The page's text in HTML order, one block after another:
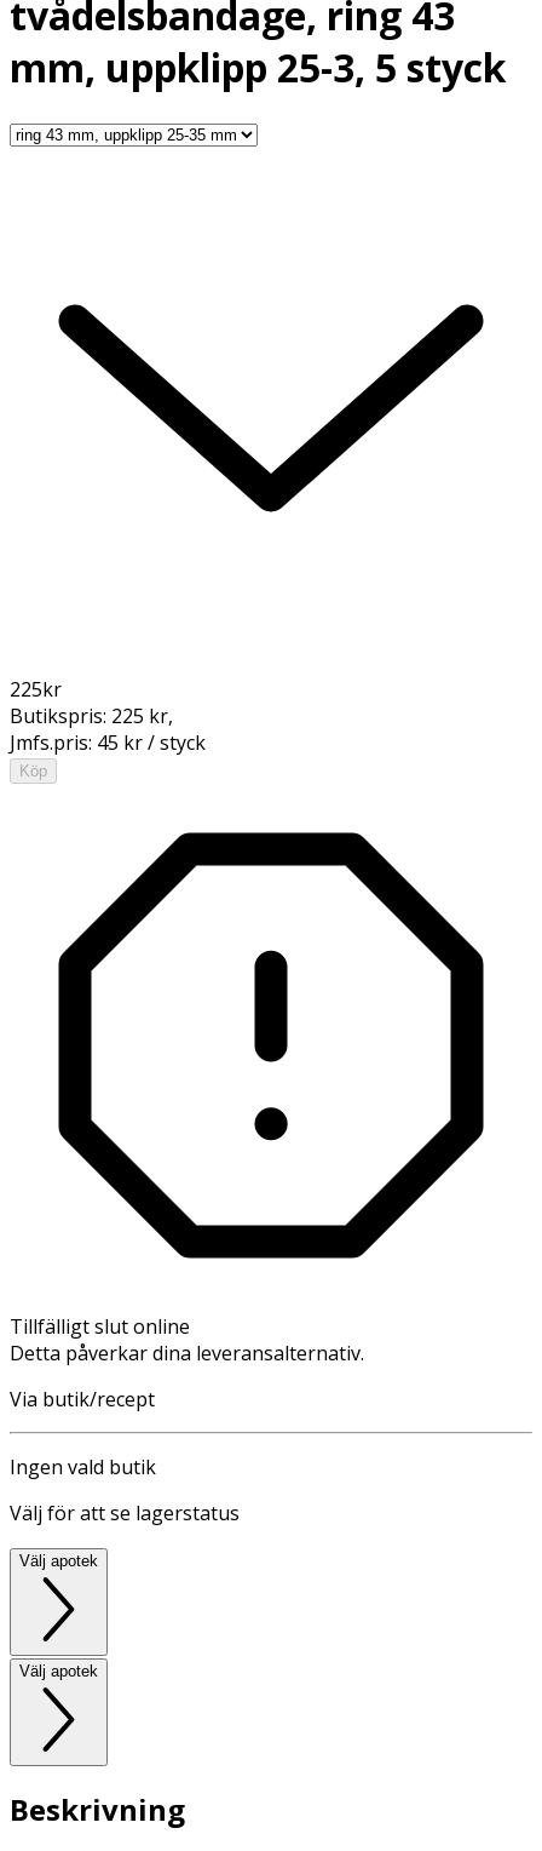
tvådelsbandage, ring 43
mm, uppklipp 25-3, 5 styck
225kr
Butikspris: 225 kr,
Jmfs.pris: 45 kr / styck
Köp
Tillfälligt slut online
Detta påverkar dina leveransalternativ.
Via butik/recept
Ingen vald butik
Välj för att se lagerstatus
Välj apotek
Välj apotek
Beskrivning